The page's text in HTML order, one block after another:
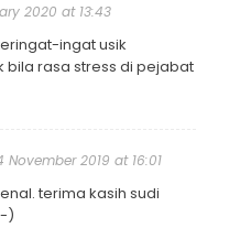
2020 at 13:43
ingat usik
bila rasa stress di pejabat
November 2019 at 16:01
terima kasih sudi
)